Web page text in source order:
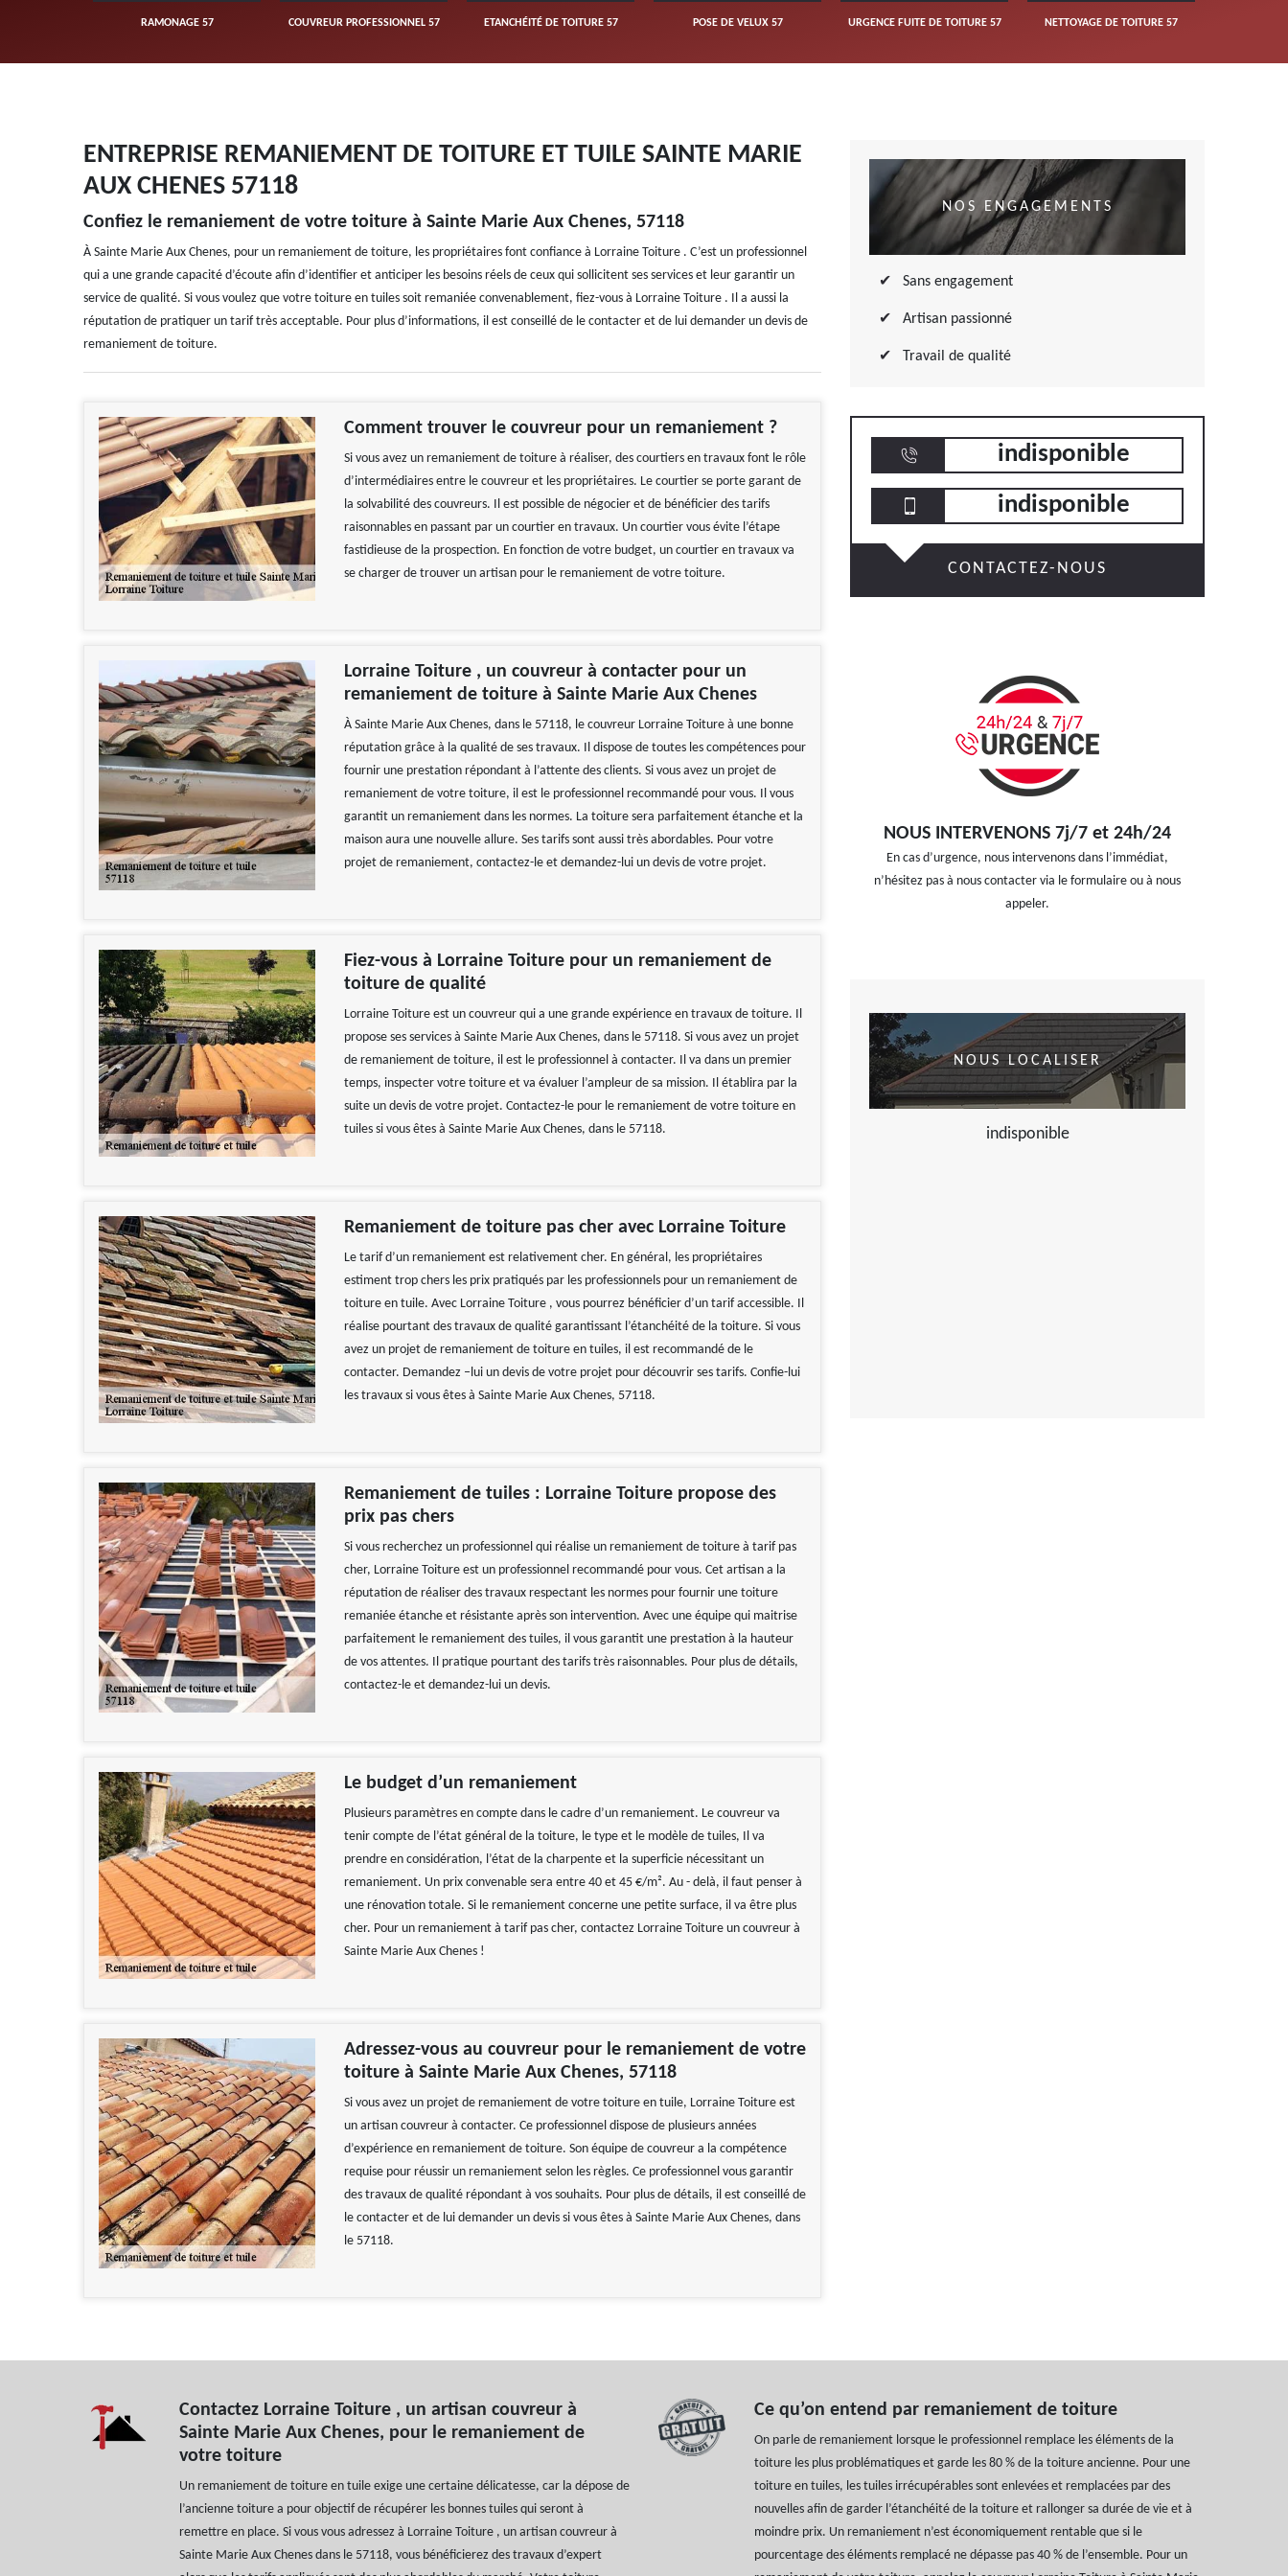
RAMONAGE 57 COUVREUR PROFESSIONNEL 57 ETANCHÉITÉ DE TOITURE 57 POSE DE VELUX 57 URGENCE FUITE DE TOITURE 57 NETTOYAGE DE TOITURE 57
ENTREPRISE REMANIEMENT DE TOITURE ET TUILE SAINTE MARIE
AUX CHENES 57118
Confiez le remaniement de votre toiture à Sainte Marie Aux Chenes, 57118
À Sainte Marie Aux Chenes, pour un remaniement de toiture, les propriétaires font confiance à Lorraine Toiture . C’est un professionnel
qui a une grande capacité d’écoute afin d’identifier et anticiper les besoins réels de ceux qui sollicitent ses services et leur garantir un
service de qualité. Si vous voulez que votre toiture en tuiles soit remaniée convenablement, fiez-vous à Lorraine Toiture . Il a aussi la
réputation de pratiquer un tarif très acceptable. Pour plus d’informations, il est conseillé de le contacter et de lui demander un devis de
remaniement de toiture.
Comment trouver le couvreur pour un remaniement ?
Si vous avez un remaniement de toiture à réaliser, des courtiers en travaux font le rôle
d’intermédiaires entre le couvreur et les propriétaires. Le courtier se porte garant de
la solvabilité des couvreurs. Il est possible de négocier et de bénéficier des tarifs
raisonnables en passant par un courtier en travaux. Un courtier vous évite l’étape
fastidieuse de la prospection. En fonction de votre budget, un courtier en travaux va
se charger de trouver un artisan pour le remaniement de votre toiture.
Lorraine Toiture , un couvreur à contacter pour un
remaniement de toiture à Sainte Marie Aux Chenes
À Sainte Marie Aux Chenes, dans le 57118, le couvreur Lorraine Toiture à une bonne
réputation grâce à la qualité de ses travaux. Il dispose de toutes les compétences pour
fournir une prestation répondant à l’attente des clients. Si vous avez un projet de
remaniement de votre toiture, il est le professionnel recommandé pour vous. Il vous
garantit un remaniement dans les normes. La toiture sera parfaitement étanche et la
maison aura une nouvelle allure. Ses tarifs sont aussi très abordables. Pour votre
projet de remaniement, contactez-le et demandez-lui un devis de votre projet.
Fiez-vous à Lorraine Toiture pour un remaniement de
toiture de qualité
Lorraine Toiture est un couvreur qui a une grande expérience en travaux de toiture. Il
propose ses services à Sainte Marie Aux Chenes, dans le 57118. Si vous avez un projet
de remaniement de toiture, il est le professionnel à contacter. Il va dans un premier
temps, inspecter votre toiture et va évaluer l’ampleur de sa mission. Il établira par la
suite un devis de votre projet. Contactez-le pour le remaniement de votre toiture en
tuiles si vous êtes à Sainte Marie Aux Chenes, dans le 57118.
Remaniement de toiture pas cher avec Lorraine Toiture
Le tarif d’un remaniement est relativement cher. En général, les propriétaires
estiment trop chers les prix pratiqués par les professionnels pour un remaniement de
toiture en tuile. Avec Lorraine Toiture , vous pourrez bénéficier d’un tarif accessible. Il
réalise pourtant des travaux de qualité garantissant l’étanchéité de la toiture. Si vous
avez un projet de remaniement de toiture en tuiles, il est recommandé de le
contacter. Demandez –lui un devis de votre projet pour découvrir ses tarifs. Confie-lui
les travaux si vous êtes à Sainte Marie Aux Chenes, 57118.
Remaniement de tuiles : Lorraine Toiture propose des
prix pas chers
Si vous recherchez un professionnel qui réalise un remaniement de toiture à tarif pas
cher, Lorraine Toiture est un professionnel recommandé pour vous. Cet artisan a la
réputation de réaliser des travaux respectant les normes pour fournir une toiture
remaniée étanche et résistante après son intervention. Avec une équipe qui maitrise
parfaitement le remaniement des tuiles, il vous garantit une prestation à la hauteur
de vos attentes. Il pratique pourtant des tarifs très raisonnables. Pour plus de détails,
contactez-le et demandez-lui un devis.
Le budget d’un remaniement
Plusieurs paramètres en compte dans le cadre d’un remaniement. Le couvreur va
tenir compte de l’état général de la toiture, le type et le modèle de tuiles, Il va
prendre en considération, l’état de la charpente et la superficie nécessitant un
remaniement. Un prix convenable sera entre 40 et 45 €/m². Au - delà, il faut penser à
une rénovation totale. Si le remaniement concerne une petite surface, il va être plus
cher. Pour un remaniement à tarif pas cher, contactez Lorraine Toiture un couvreur à
Sainte Marie Aux Chenes !
Adressez-vous au couvreur pour le remaniement de votre
toiture à Sainte Marie Aux Chenes, 57118
Si vous avez un projet de remaniement de votre toiture en tuile, Lorraine Toiture est
un artisan couvreur à contacter. Ce professionnel dispose de plusieurs années
d’expérience en remaniement de toiture. Son équipe de couvreur a la compétence
requise pour réussir un remaniement selon les règles. Ce professionnel vous garantir
des travaux de qualité répondant à vos souhaits. Pour plus de détails, il est conseillé de
le contacter et de lui demander un devis si vous êtes à Sainte Marie Aux Chenes, dans
le 57118.
NOS ENGAGEMENTS
Sans engagement
Artisan passionné
Travail de qualité
indisponible
indisponible
CONTACTEZ-NOUS
NOUS INTERVENONS 7j/7 et 24h/24
En cas d’urgence, nous intervenons dans l’immédiat,
n’hésitez pas à nous contacter via le formulaire ou à nous
appeler.
NOUS LOCALISER
indisponible
Contactez Lorraine Toiture , un artisan couvreur à
Sainte Marie Aux Chenes, pour le remaniement de
votre toiture
Un remaniement de toiture en tuile exige une certaine délicatesse, car la dépose de
l’ancienne toiture a pour objectif de récupérer les bonnes tuiles qui seront à
remettre en place. Si vous vous adressez à Lorraine Toiture , un artisan couvreur à
Sainte Marie Aux Chenes dans le 57118, vous bénéficierez des travaux d’expert
Ce qu’on entend par remaniement de toiture
On parle de remaniement lorsque le professionnel remplace les éléments de la
toiture les plus problématiques et garde les 80 % de la toiture ancienne. Pour une
toiture en tuiles, les tuiles irrécupérables sont enlevées et remplacées par des
nouvelles afin de garder l’étanchéité de la toiture et rallonger sa durée de vie et à
moindre prix. Un remaniement n’est économiquement rentable que si le
pourcentage des éléments remplacé ne dépasse pas 40 % de l’ensemble. Pour un